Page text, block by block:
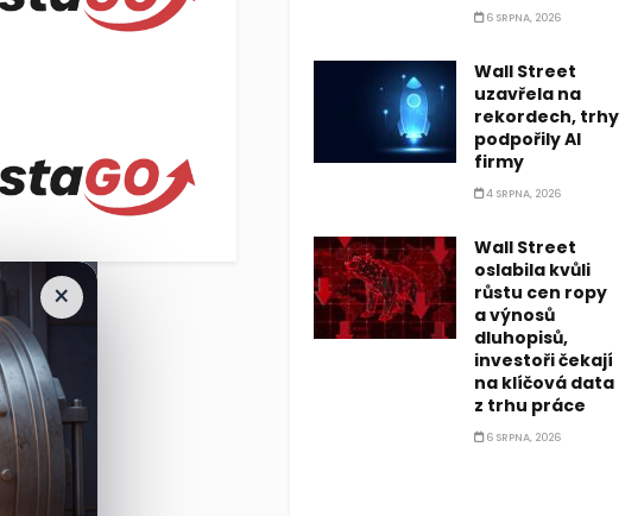
klíčovým investičním tématem pro druhou polovinu roku 2025,
zůstanou klíčovým investičním tématem pro druhou polovinu roku
×
6 SRPNA, 2026
Wall Street
uzavřela na
rekordech, trhy
podpořily AI
firmy
4 SRPNA, 2026
Wall Street
oslabila kvůli
růstu cen ropy
a výnosů
dluhopisů,
investoři čekají
na klíčová data
z trhu práce
6 SRPNA, 2026